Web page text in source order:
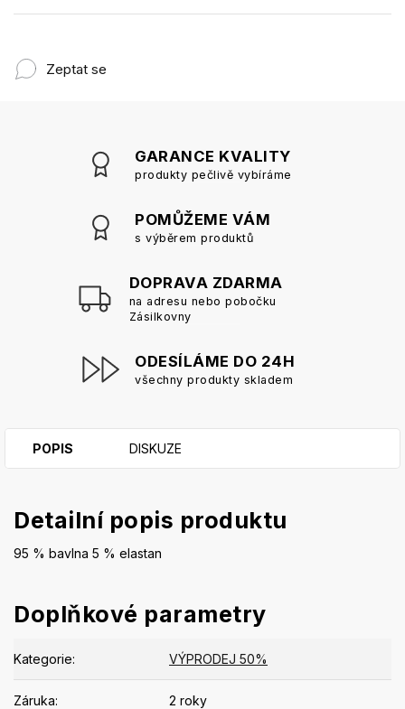
Zeptat se
GARANCE KVALITY
produkty pečlivě vybíráme
POMŮŽEME VÁM
s výběrem produktů
DOPRAVA ZDARMA
na adresu nebo pobočku
Zásilkovny
ODESÍLÁME DO 24H
všechny produkty skladem
POPIS DISKUZE
Detailní popis produktu
95 % bavlna 5 % elastan
Doplňkové parametry
Kategorie: VÝPRODEJ 50%
Záruka: 2 roky